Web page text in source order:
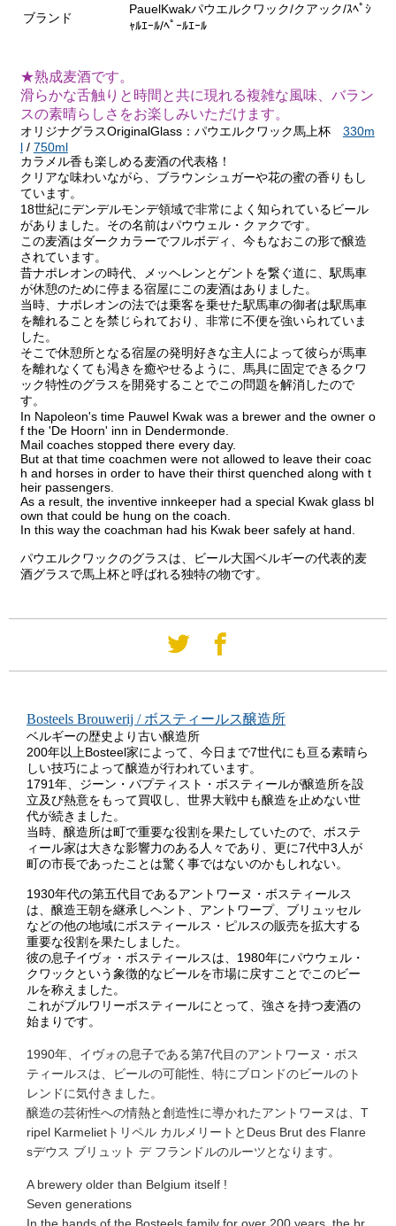
ブランド
PauelKwakパウエルクワック/クアック/ｽﾍﾟｼ
ｬﾙｴｰﾙ/ﾍﾟｰﾙｴｰﾙ
★熟成麦酒です。
滑らかな舌触りと時間と共に現れる複雑な風味、バラン
スの素晴らしさをお楽しみいただけます。
オリジナグラスOriginalGlass：パウエルクワック馬上杯 330m
l/ 750ml
カラメル香も楽しめる麦酒の代表格！
クリアな味わいながら、ブラウンシュガーや花の蜜の香りもし
ています。
18世紀にデンデルモンデ領域で非常によく知られているビール
がありました。その名前はパウウェル・クァクです。
この麦酒はダークカラーでフルボディ、今もなおこの形で醸造
されています。
昔ナポレオンの時代、メッヘレンとゲントを繋ぐ道に、駅馬車
が休憩のために停まる宿屋にこの麦酒はありました。
当時、ナポレオンの法では乗客を乗せた駅馬車の御者は駅馬車
を離れることを禁じられており、非常に不便を強いられていま
した。
そこで休憩所となる宿屋の発明好きな主人によって彼らが馬車
を離れなくても渇きを癒やせるように、馬具に固定できるクワ
ック特性のグラスを開発することでこの問題を解消したので
す。
In Napoleon's time Pauwel Kwak was a brewer and the owner o
f the 'De Hoorn' inn in Dendermonde.
Mail coaches stopped there every day.
But at that time coachmen were not allowed to leave their coac
h and horses in order to have their thirst quenched along with t
heir passengers.
As a result, the inventive innkeeper had a special Kwak glass bl
own that could be hung on the coach.
In this way the coachman had his Kwak beer safely at hand.
パウエルクワックのグラスは、ビール大国ベルギーの代表的麦
酒グラスで馬上杯と呼ばれる独特の物です。
Bosteels Brouwerij / ボスティールス醸造所
ベルギーの歴史より古い醸造所
200年以上Bosteel家によって、今日まで7世代にも亘る素晴ら
しい技巧によって醸造が行われています。
1791年、ジーン・バプティスト・ボスティールが醸造所を設
立及び熱意をもって買収し、世界大戦中も醸造を止めない世
代が続きました。
当時、醸造所は町で重要な役割を果たしていたので、ボステ
ィール家は大きな影響力のある人々であり、更に7代中3人が
町の市長であったことは驚く事ではないのかもしれない。
1930年代の第五代目であるアントワーヌ・ボスティールス
は、醸造王朝を継承しヘント、アントワープ、ブリュッセル
などの他の地域にボスティールス・ピルスの販売を拡大する
重要な役割を果たしました。
彼の息子イヴォ・ボスティールスは、1980年にパウウェル・
クワックという象徴的なビールを市場に戻すことでこのビー
ルを称えました。
これがブルワリーボスティールにとって、強さを持つ麦酒の
始まりです。
1990年、イヴォの息子である第7代目のアントワーヌ・ボス
ティールスは、ビールの可能性、特にブロンドのビールのト
レンドに気付きました。
醸造の芸術性への情熱と創造性に導かれたアントワーヌは、T
ripel Karmelietトリペル カルメリートとDeus Brut des Flanre
sデウス ブリュット デ フランドルのルーツとなります。
A brewery older than Belgium itself !
Seven generations